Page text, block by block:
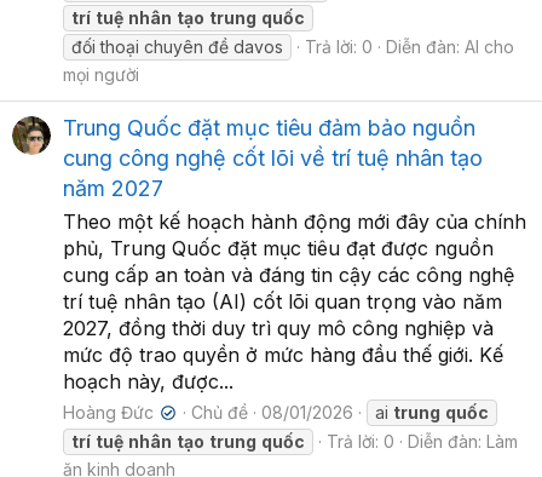
trí tuệ nhân tạo trung quốc
đối thoại chuyên đề davos
Trả lời: 0 Diễn đàn: AI cho
mọi người
Trung Quốc đặt mục tiêu đảm bảo nguồn
cung công nghệ cốt lõi về trí tuệ nhân tạo
năm 2027
Theo một kế hoạch hành động mới đây của chính
phủ, Trung Quốc đặt mục tiêu đạt được nguồn
cung cấp an toàn và đáng tin cậy các công nghệ
trí tuệ nhân tạo (AI) cốt lõi quan trọng vào năm
2027, đồng thời duy trì quy mô công nghiệp và
mức độ trao quyền ở mức hàng đầu thế giới. Kế
hoạch này, được...
Hoàng Đức ✔ Chủ đề 08/01/2026 ai trung quốc
trí tuệ nhân tạo trung quốc Trả lời: 0 Diễn đàn: Làm
ăn kinh doanh